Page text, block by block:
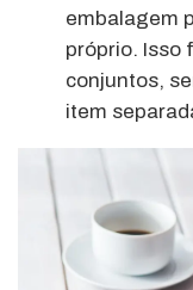
embalagem
próprio. Isso
conjuntos,
item